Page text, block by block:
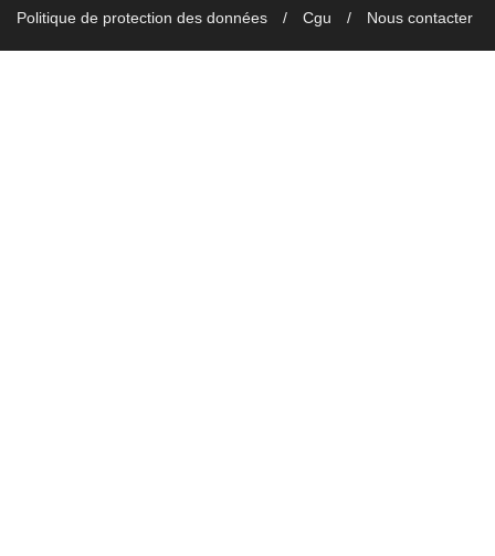
Politique de protection des données
Cgu Nous contacter